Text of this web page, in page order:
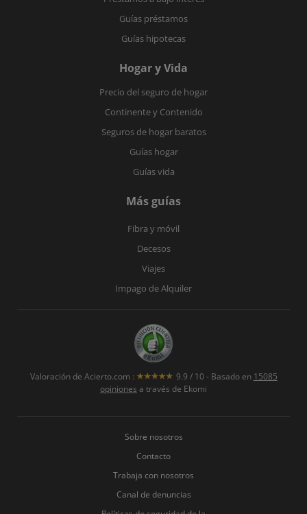
Guías préstamos
Guías hipotecas
Hogar y Vida
Precio del seguro de hogar
Continente y Contenido
Seguros de hogar baratos
Guías hogar
Guías vida
Más guías
Fibra y móvil
Decesos
Viajes
Impago de Alquiler
Valoración de Acierto.com : 9.9 / 10 - Basado en 15085
opiniones a través de Ekomi
Sobre nosotros
Contacto
Trabaja con nosotros
Canal de denuncias